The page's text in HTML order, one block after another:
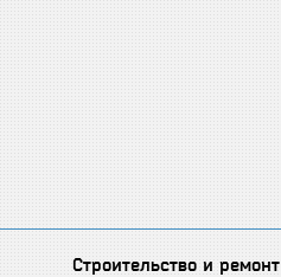
Строительство и ремонт